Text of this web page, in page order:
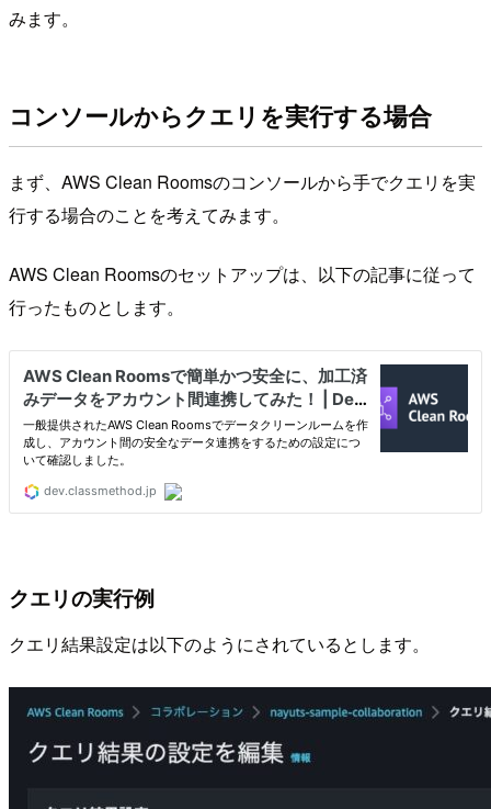
みます。
コンソールからクエリを実行する場合
まず、AWS Clean Roomsのコンソールから手でクエリを実
行する場合のことを考えてみます。
AWS Clean Roomsのセットアップは、以下の記事に従って
行ったものとします。
クエリの実行例
クエリ結果設定は以下のようにされているとします。